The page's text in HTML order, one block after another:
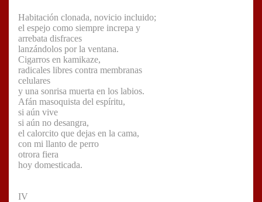
Habitación clonada, novicio incluido;
el espejo como siempre increpa y
arrebata disfraces
lanzándolos por la ventana.
Cigarros en kamikaze,
radicales libres contra membranas
celulares
y una sonrisa muerta en los labios.
Afán masoquista del espíritu,
si aún vive
si aún no desangra,
el calorcito que dejas en la cama,
con mi llanto de perro
otrora fiera
hoy domesticada.
IV